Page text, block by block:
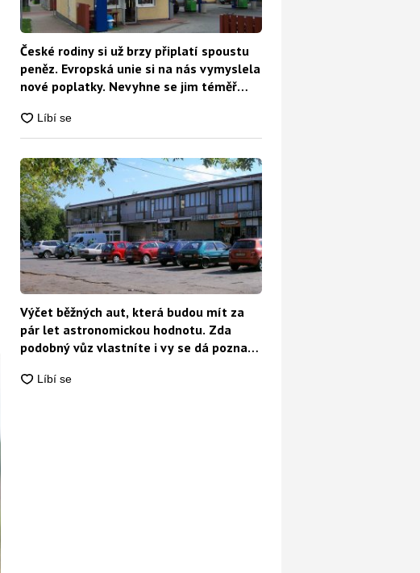
České rodiny si už brzy připlatí spoustu
peněz. Evropská unie si na nás vymyslela
nové poplatky. Nevyhne se jim téměř
Výčet běžných aut, která budou mít za
pár let astronomickou hodnotu. Zda
podobný vůz vlastníte i vy se dá poznat